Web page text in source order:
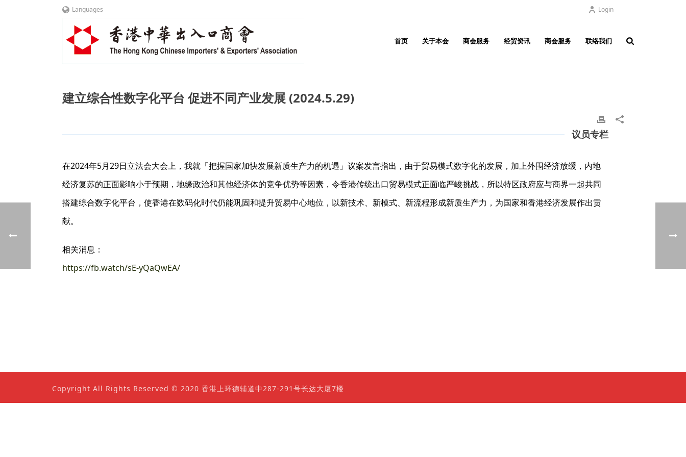
Languages Login
首页 关于本会 商会服务 经贸资讯 商会服务 联络我们
建立综合性数字化平台 促进不同产业发展 (2024.5.29)
议员专栏
在2024年5月29日立法会大会上，我就「把握国家加快发展新质生产力的机遇」议案发言指出，由于贸易模式数字化的发展，加上外围经济放缓，内地
经济复苏的正面影响小于预期，地缘政治和其他经济体的竞争优势等因素，令香港传统出口贸易模式正面临严峻挑战，所以特区政府应与商界一起共同
搭建综合数字化平台，使香港在数码化时代仍能巩固和提升贸易中心地位，以新技术、新模式、新流程形成新质生产力，为国家和香港经济发展作出贡
献。
相关消息：
https://fb.watch/sE-yQaQwEA/
Copyright All Rights Reserved © 2020 香港上环德辅道中287-291号长达大厦7楼